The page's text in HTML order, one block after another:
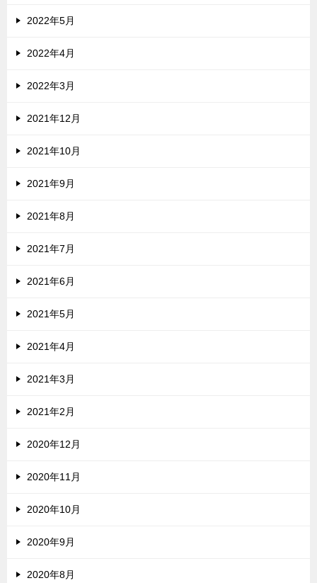
2022年5月
2022年4月
2022年3月
2021年12月
2021年10月
2021年9月
2021年8月
2021年7月
2021年6月
2021年5月
2021年4月
2021年3月
2021年2月
2020年12月
2020年11月
2020年10月
2020年9月
2020年8月